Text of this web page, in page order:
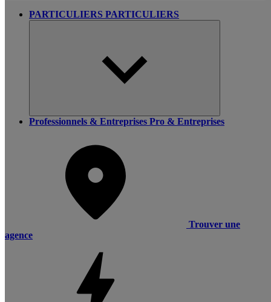
PARTICULIERS PARTICULIERS
Professionnels & Entreprises Pro & Entreprises
Trouver une
agence